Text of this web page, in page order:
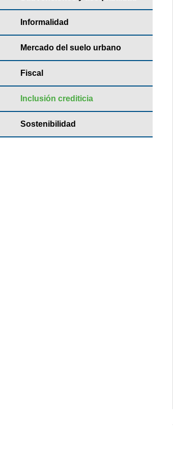
Informalidad
Mercado del suelo urbano
Fiscal
Inclusión crediticia
Sostenibilidad